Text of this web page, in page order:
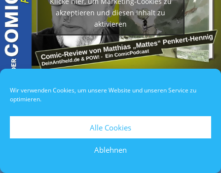
Wir verwenden Cookies, um unsere Website und unseren Service zu
optimieren.
Alle Cookies
Ablehnen
akzeptieren und diesen Inhalt zu
aktivieren
Datenschutzerklärung /Impressum/Teilnahmebedingungen